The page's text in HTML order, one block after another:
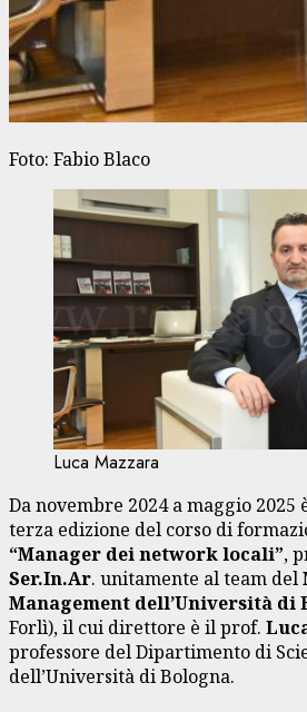
Foto: Fabio Blaco
Luca Mazzara
Da novembre 2024 a maggio
terza edizione del corso di
“Manager dei network locali”,
Ser.In.Ar. unitamente al team del
Management dell’Università di
Forlì), il cui direttore è il prof.
professore del Dipartimento di
dell’Università di Bologna.